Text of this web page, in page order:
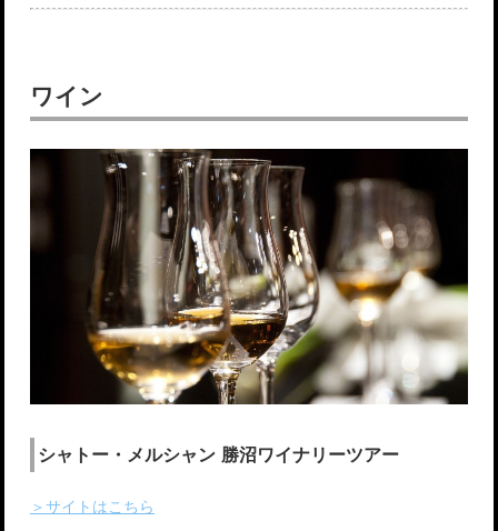
ワイン
シャトー・メルシャン 勝沼ワイナリーツアー
＞サイトはこちら